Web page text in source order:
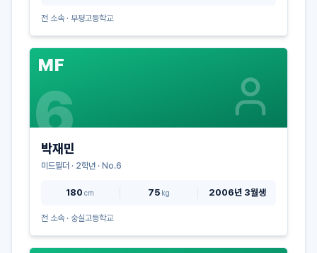
전 소속 · 부평고등학교
MF
6
박재민
미드필더 · 2학년 · No.6
180 cm 75 kg 2006년 3월생
전 소속 · 숭실고등학교